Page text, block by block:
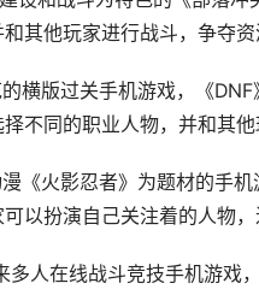
其他玩家进行战斗，争夺资
横版过关手机游戏，《
不同的职业人物，并和其他
《火影忍者》为题材的手
以扮演自己关注着的人物，
多人在线战斗竞技手机游戏